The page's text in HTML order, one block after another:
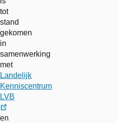
tot
stand
gekomen
in
samenwerking
met
Landelijk
Kenniscentrum
LVB
externe
en